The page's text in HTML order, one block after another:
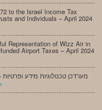
to the Israel Income Tax
and Individuals – April 2024
Representation of Wizz Air in
Airport Taxes – April 2024
מעו”דכן טכנולוגיות מידע